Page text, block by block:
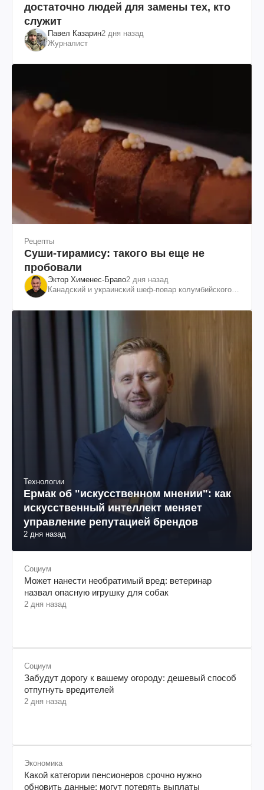
достаточно людей для замены тех, кто
служит
Павел Казарин2 дня назад
Журналист
Рецепты
Суши-тирамису: такого вы еще не
пробовали
Эктор Хименес-Браво2 дня назад
Канадский и украинский шеф-повар колумбийского
Технологии
Ермак об "искусственном мнении": как
искусственный интеллект меняет
управление репутацией брендов
2 дня назад
Социум
Может нанести необратимый вред: ветеринар
назвал опасную игрушку для собак
2 дня назад
Социум
Забудут дорогу к вашему огороду: дешевый способ
отпугнуть вредителей
2 дня назад
Экономика
Какой категории пенсионеров срочно нужно
обновить данные: могут потерять выплаты